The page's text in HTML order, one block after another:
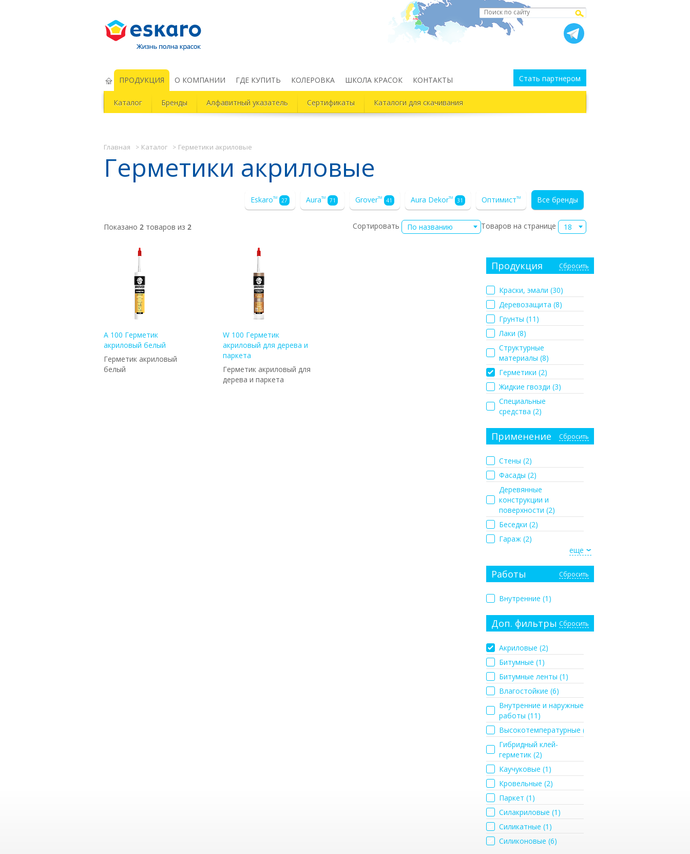
ПРОДУКЦИЯ О КОМПАНИИ ГДЕ КУПИТЬ КОЛЕРОВКА ШКОЛА КРАСОК КОНТАКТЫ Стать партнером
Каталог Бренды Алфавитный указатель Сертификаты Каталоги для скачивания
Главная Каталог Герметики акриловые
Герметики акриловые
EskaroTM 27 AuraTM 71 GroverTM 41 Aura DekorTM 31 ОптимистTM Все бренды
Показано 2 товаров из 2 Сортировать По названию Товаров на странице 18
A 100 Герметик
акриловый белый
Герметик акриловый
белый
W 100 Герметик
акриловый для дерева и
паркета
Герметик акриловый для
дерева и паркета
Продукция Сбросить
Краски, эмали (30)
Деревозащита (8)
Грунты (11 )
Лаки (8)
Структурные
материалы (8)
Герметики (2)
Жидкие гвозди (3)
Специальные
средства (2)
Применение Сбросить
Стены (2)
Фасады (2)
Деревянные
конструкции и
поверхности (2)
Беседки (2)
Гараж (2)
еще
Работы Сбросить
Внутренние (1 )
Доп. фильтры Сбросить
Акриловые (2)
Битумные (1 )
Битумные ленты (1 )
Влагостойкие (6)
Внутренние и наружные
работы (11 )
Высокотемпературные (
Гибридный клей-
герметик (2)
Каучуковые (1 )
Кровельные (2)
Паркет (1 )
Силакриловые (1 )
Силикатные (1 )
Силиконовые (6)